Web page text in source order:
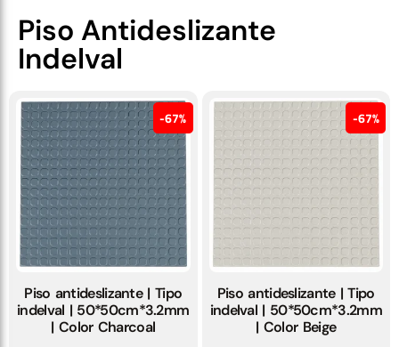
Piso Antideslizante
Indelval
67%
Piso antideslizante | Tipo
indelval | 50*50cm*3.2mm
| Color Charcoal
67%
Piso antideslizante | Tipo
indelval | 50*50cm*3.2mm
| Color Beige